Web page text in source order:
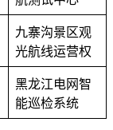
九寨沟景区观
光航线运营权
黑龙江电网智
能巡检系统